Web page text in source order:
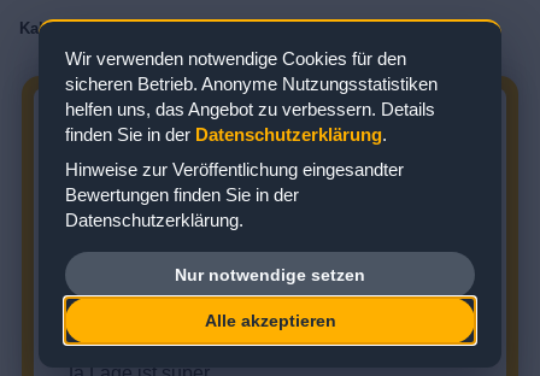
Kabinenbewertungen
AIDASOL KABINE 9223:
BEWERTUNG ZUR BALKONKABINE
Zielgebiet: Karibik
BALKONKABINE (KABINENNUMMER: 9223)
Kabinenbewertung:★★★★★
Wir verwenden notwendige Cookies für den
sicheren Betrieb. Anonyme Nutzungsstatistiken
helfen uns, das Angebot zu verbessern. Details
finden Sie in der Datenschutzerklärung.
Hinweise zur Veröffentlichung eingesandter
Bewertungen finden Sie in der
Datenschutzerklärung.
Nur notwendige setzen
Alle akzeptieren